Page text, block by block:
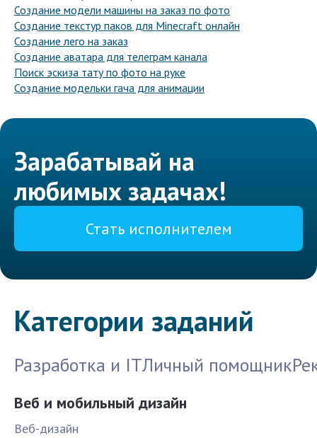
Создание модели машины на заказ по фото
Создание текстур паков для Minecraft онлайн
Создание лего на заказ
Создание аватара для телеграм канала
Поиск эскиза тату по фото на руке
Создание модельки гача для анимации
Зарабатывай на
любимых задачах!
Стать исполнителем
Категории заданий
Разработка и ITЛичный помощник
Веб и мобильный дизайн
Веб-дизайн